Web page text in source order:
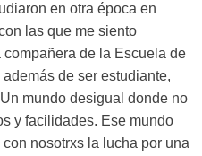
en otra época en
las que me siento
de la Escuela de
de ser estudiante,
mundo desigual donde no
y facilidades. Ese mundo
nosotrxs la lucha por una